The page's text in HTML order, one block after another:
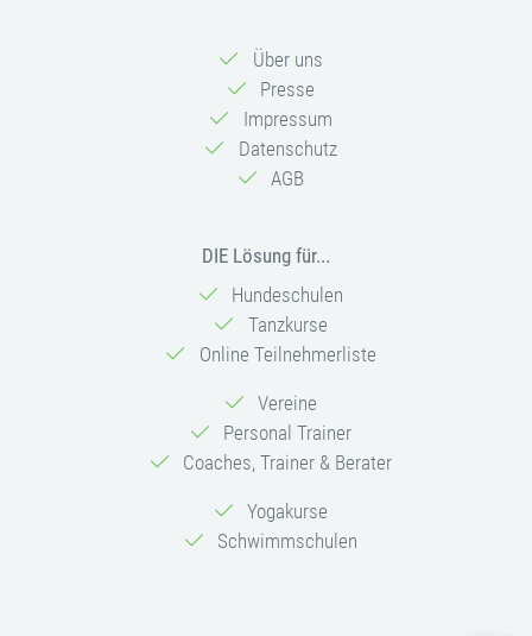
Über uns
Presse
Impressum
Datenschutz
AGB
DIE Lösung für...
Hundeschulen
Tanzkurse
Online Teilnehmerliste
Vereine
Personal Trainer
Coaches, Trainer & Berater
Yogakurse
Schwimmschulen